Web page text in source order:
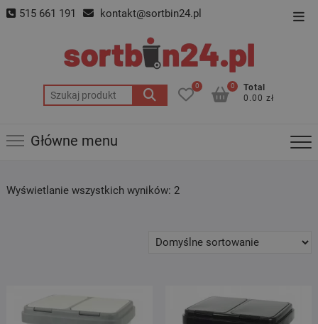
Skip 515 661 191 kontakt@sortbin24.pl
Szukaj:
0
Total
0.00 zł
0
Główne menu
Wyświetlanie wszystkich wyników: 2